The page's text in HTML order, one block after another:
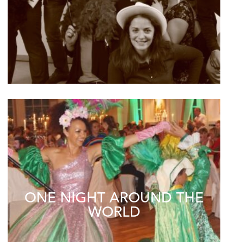
ONE NIGHT AROUND THE
WORLD